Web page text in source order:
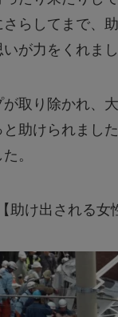
らしてまで、
が力をくれまし
取り除かれ、
助けられまし
。
【助け出される女